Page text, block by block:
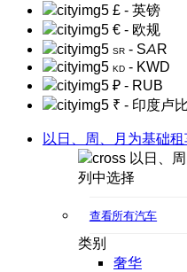
£ - 英镑
€ - 欧规
SR - SAR
KD - KWD
₽ - RUB
₹ - 印度卢比
以日、周、月为基础
以日、
列中选择
查看所有汽车
类别
奢华